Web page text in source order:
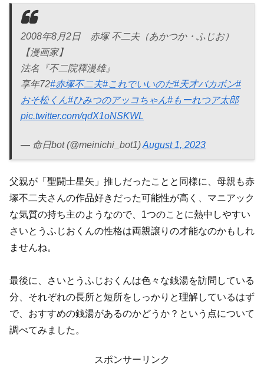
2008年8月2日 赤塚 不二夫（あかつか・ふじお）
【漫画家】
法名『不二院釋漫雄』
享年72#赤塚不二夫#これでいいのだ#天才バカボン#
おそ松くん#ひみつのアッコちゃん#もーれつア太郎
pic.twitter.com/qdX1oNSKWL
— 命日bot (@meinichi_bot1)August 1, 2023
父親が「聖闘士星矢」推しだったことと同様に、母親も赤
塚不二夫さんの作品好きだった可能性が高く、マニアック
な気質の持ち主のようなので、1つのことに熱中しやすい
さいとうふじおくんの性格は両親譲りの才能なのかもしれ
ませんね。
最後に、さいとうふじおくんは色々な銭湯を訪問している
分、それぞれの長所と短所をしっかりと理解しているはず
で、おすすめの銭湯があるのかどうか？という点について
調べてみました。
スポンサーリンク